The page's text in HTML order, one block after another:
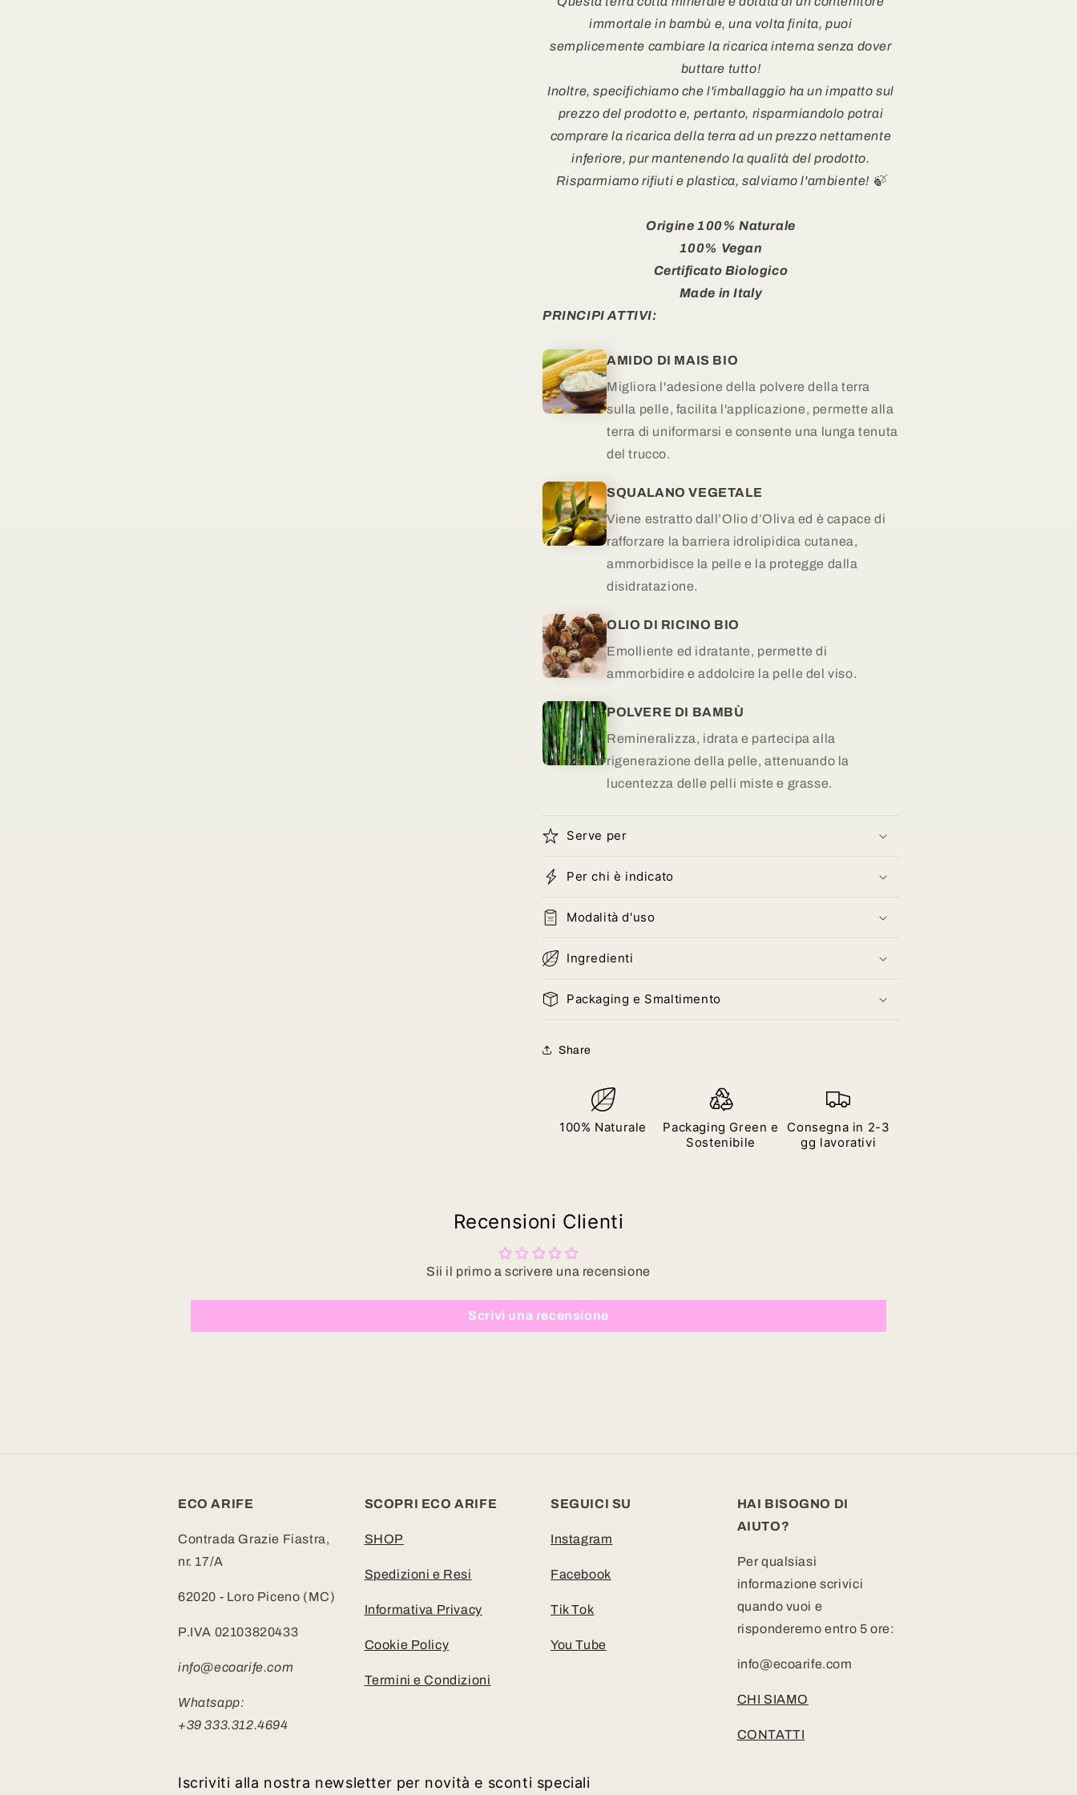
immortale in bambù e, una volta finita, puoi
semplicemente cambiare la ricarica interna senza dover
buttare tutto!
Inoltre, specifichiamo che l'imballaggio ha un impatto sul
prezzo del prodotto e, pertanto, risparmiandolo potrai
comprare la ricarica della terra ad un prezzo nettamente
inferiore, pur mantenendo la qualità del prodotto.
Risparmiamo rifiuti e plastica, salviamo l'ambiente! 🍃
Origine 100% Naturale
100% Vegan
Certificato Biologico
Made in Italy
PRINCIPI ATTIVI:
AMIDO DI MAIS BIO
Migliora l'adesione della polvere della terra
sulla pelle, facilita l'applicazione, permette alla
terra di uniformarsi e consente una lunga tenuta
del trucco.
SQUALANO VEGETALE
Viene estratto dall’Olio d’Oliva ed è capace di
rafforzare la barriera idrolipidica cutanea,
ammorbidisce la pelle e la protegge dalla
disidratazione.
OLIO DI RICINO BIO
Emolliente ed idratante, permette di
ammorbidire e addolcire la pelle del viso.
POLVERE DI BAMBÙ
Remineralizza, idratae partecipa alla
rigenerazione della pelle, attenuando la
lucentezza delle pelli miste e grasse.
Serve per
Per chi è indicato
Modalità d'uso
Ingredienti
Packaging e Smaltimento
Share
100% Naturale
Packaging Green e
Sostenibile
Consegna in 2-3
gg lavorativi
Recensioni Clienti
Sii il primo a scrivere una recensione
Scrivi una recensione
ECO ARIFE
Contrada Grazie Fiastra,
nr. 17/A
62020 - Loro Piceno (MC)
P.IVA 02103820433
info@ecoarife.com
Whatsapp:
+39 333.312.4694
SCOPRI ECO ARIFE
SHOP
Spedizioni e Resi
Informativa Privacy
Cookie Policy
Termini e Condizioni
SEGUICI SU
Instagram
Facebook
Tik Tok
You Tube
HAI BISOGNO DI
AIUTO?
Per qualsiasi
informazione scrivici
quando vuoi e
risponderemo entro 5 ore:
info@ecoarife.com
CHI SIAMO
CONTATTI
Iscriviti alla nostra newsletter per novità e sconti speciali